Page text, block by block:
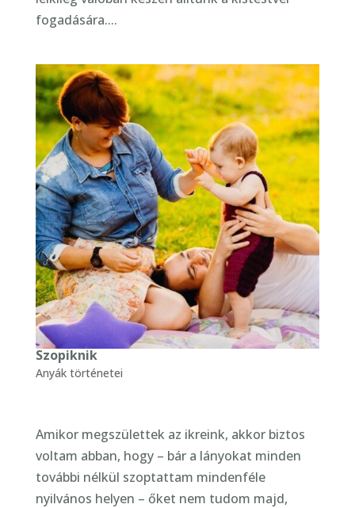
fogadására....
Szopiknik
Anyák történetei
Amikor megszülettek az ikreink, akkor biztos
voltam abban, hogy – bár a lányokat minden
további nélkül szoptattam mindenféle
nyilvános helyen – őket nem tudom majd,